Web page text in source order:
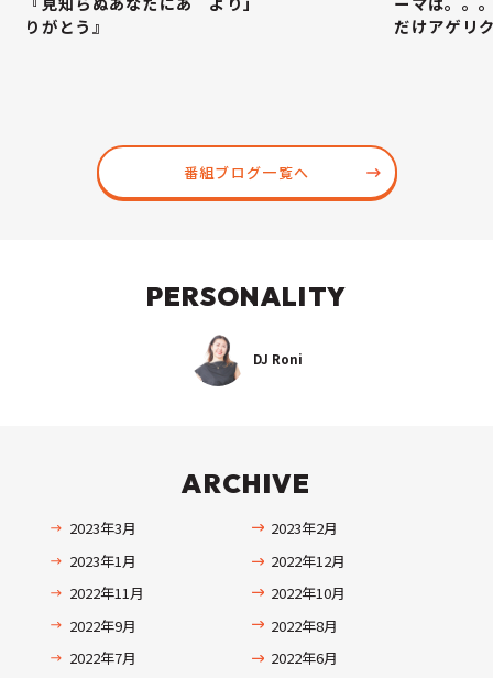
りがとう』
だけアゲリ
番組ブログ一覧へ
PERSONALITY
DJ Roni
ARCHIVE
2023年3月
2023年2月
2023年1月
2022年12月
2022年11月
2022年10月
2022年9月
2022年8月
2022年7月
2022年6月